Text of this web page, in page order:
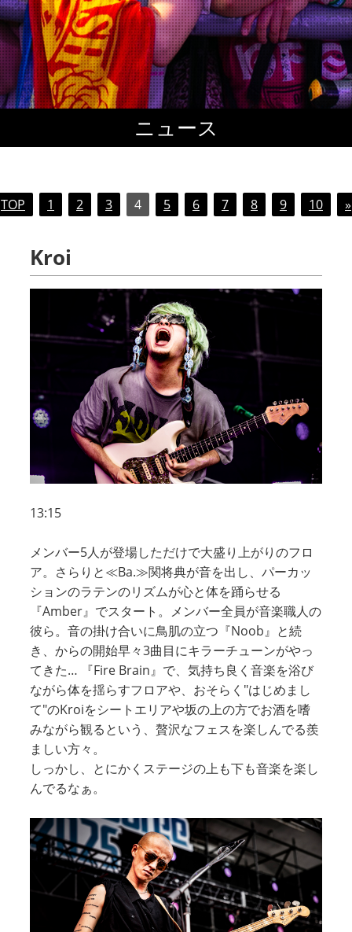
ニュース
TOP 1 2 3 4 5 6 7 8 9 10 »
Kroi
13:15
メンバー5人が登場しただけで大盛り上がりのフロ
ア。さらりと≪Ba.≫関将典が音を出し、パーカッ
ションのラテンのリズムが心と体を踊らせる
『Amber』でスタート。メンバー全員が音楽職人の
彼ら。音の掛け合いに鳥肌の立つ『Noob』と続
き、からの開始早々3曲目にキラーチューンがやっ
てきた… 『Fire Brain』で、気持ち良く音楽を浴び
ながら体を揺らすフロアや、おそらく"はじめまし
て"のKroiをシートエリアや坂の上の方でお酒を嗜
みながら観るという、贅沢なフェスを楽しんでる羨
ましい方々。
しっかし、とにかくステージの上も下も音楽を楽し
んでるなぁ。